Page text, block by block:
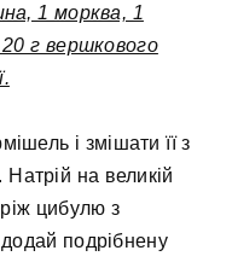
1 морква, 1
г вершкового
і змішати її з
на великій
цибулю з
подрібнену